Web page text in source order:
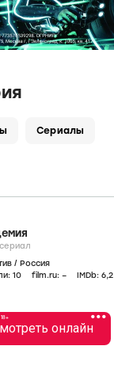
Сериалы
сериал
/ Россия
10 film.ru: – IMDb: 6,2
•••
онлайн